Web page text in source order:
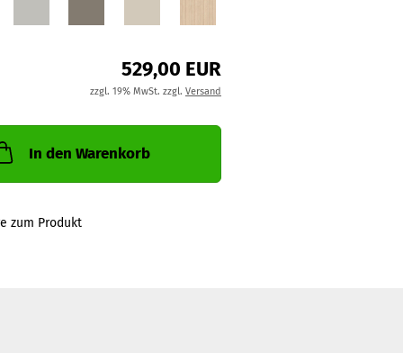
529,00 EUR
zzgl. 19% MwSt. zzgl. Versand
In den Warenkorb
zum Produkt